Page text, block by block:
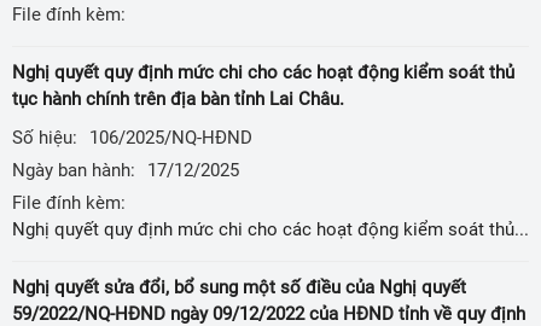
File đính kèm:
Nghị quyết quy định mức chi cho các hoạt động kiểm soát thủ
tục hành chính trên địa bàn tỉnh Lai Châu.
Số hiệu:
106/2025/NQ-HĐND
Ngày ban hành:
17/12/2025
File đính kèm:
Nghị quyết quy định mức chi cho các hoạt động kiểm soát thủ tục hành chính trên địa bàn tỉnh Lai Châu.
Nghị quyết sửa đổi, bổ sung một số điều của Nghị quyết
59/2022/NQ-HĐND ngày 09/12/2022 của HĐND tỉnh về quy định